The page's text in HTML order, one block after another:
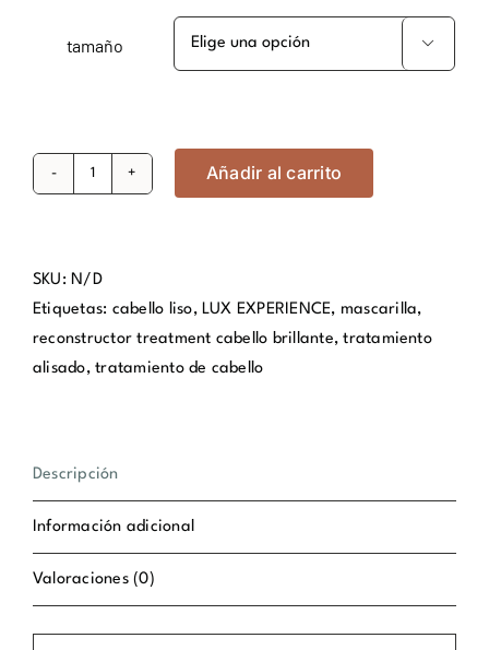
tamaño 
SMOOTH
cantidad
Añadir al carrito
SKU: N/D
Etiquetas: cabello liso, LUX EXPERIENCE, mascarilla,
reconstructor treatment cabello brillante,tratamiento
alisado,tratamiento de cabello
Descripción
Información adicional
Valoraciones (0)